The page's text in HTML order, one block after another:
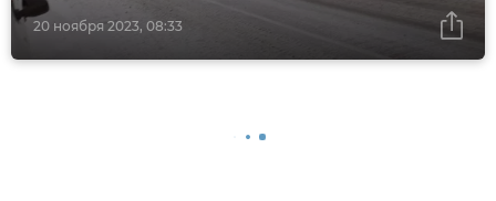
20 ноября 2023, 08:33